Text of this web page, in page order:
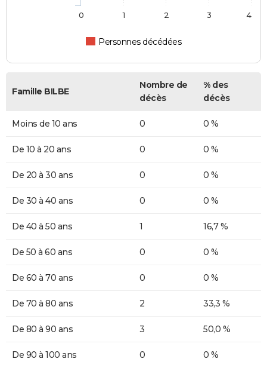
Personnes décédées
0 1 2 3 4
Famille BILBE
Nombre de
décès
% des
décès
Moins de 10 ans 0 0 %
De 10 à 20 ans 0 0 %
De 20 à 30 ans 0 0 %
De 30 à 40 ans 0 0 %
De 40 à 50 ans 1 16,7 %
De 50 à 60 ans 0 0 %
De 60 à 70 ans 0 0 %
De 70 à 80 ans 2 33,3 %
De 80 à 90 ans 3 50,0 %
De 90 à 100 ans 0 0 %